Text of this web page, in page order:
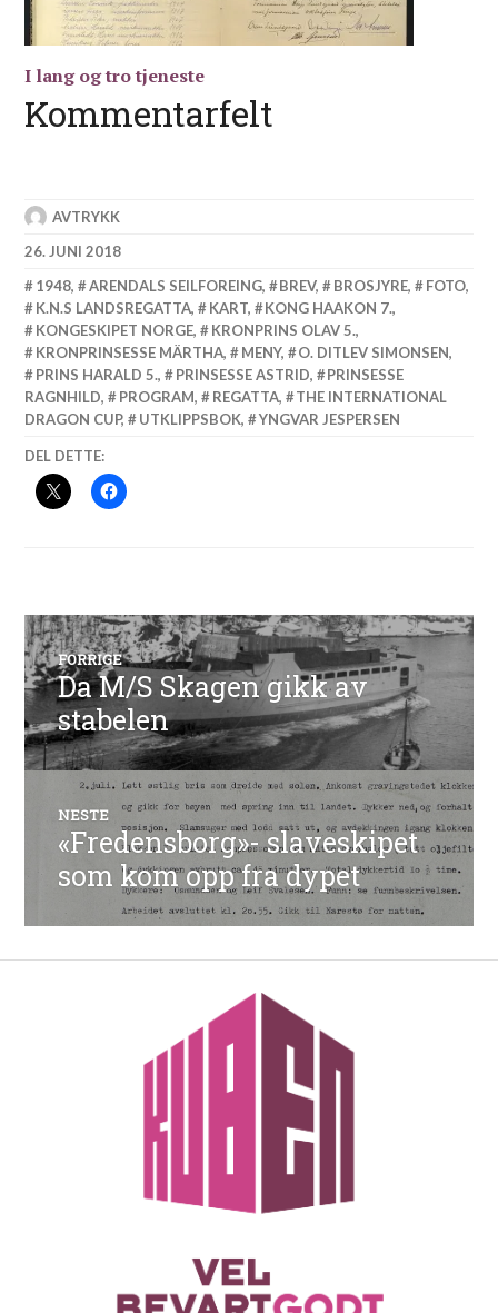
I lang og tro tjeneste
Kommentarfelt
AVTRYKK
26. JUNI 2018
1948, ARENDALS SEILFOREING, BREV, BROSJYRE, FOTO,
K.N.S LANDSREGATTA, KART, KONG HAAKON 7.,
KONGESKIPET NORGE, KRONPRINS OLAV 5.,
KRONPRINSESSE MÄRTHA, MENY, O. DITLEV SIMONSEN,
PRINS HARALD 5., PRINSESSE ASTRID,
PRINSESSE
RAGNHILD, PROGRAM, REGATTA,
THE INTERNATIONAL
DRAGON CUP, UTKLIPPSBOK, YNGVAR JESPERSEN
DEL DETTE:
Innleggsnavigasjon
FORRIGE
Forrige
innlegg:
Da M/S Skagen gikk av
stabelen
NESTE
Neste
innlegg:
«Fredensborg»- slaveskipet
som kom opp fra dypet